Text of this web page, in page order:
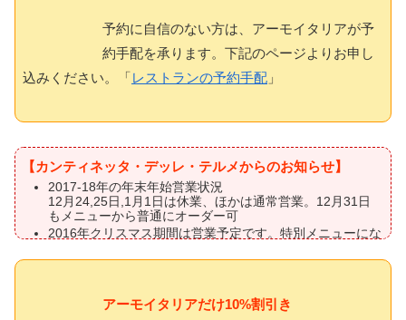
予約に自信のない方は、アーモイタリアが予
約手配を承ります。下記のページよりお申し
込みください。「レストランの予約手配 」
【カンティネッタ・デッレ・テルメからのお知らせ】
2017-18年の年末年始営業状況
12月24,25日,1月1日は休業、ほかは通常営業。12月31日
もメニューから普通にオーダー可
2016年クリスマス期間は営業予定です。特別メニューにな
アーモイタリアだけ10%割引き